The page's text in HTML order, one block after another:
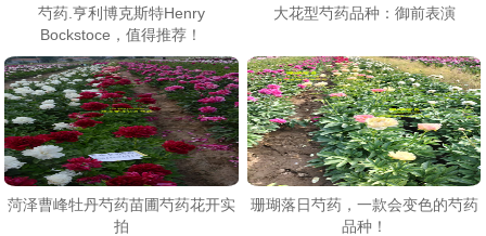
芍药.亨利博克斯特Henry
Bockstoce，值得推荐！
大花型芍药品种：御前表演
菏泽曹峰牡丹芍药苗圃芍药花开实
拍
珊瑚落日芍药，一款会变色的芍药
品种！